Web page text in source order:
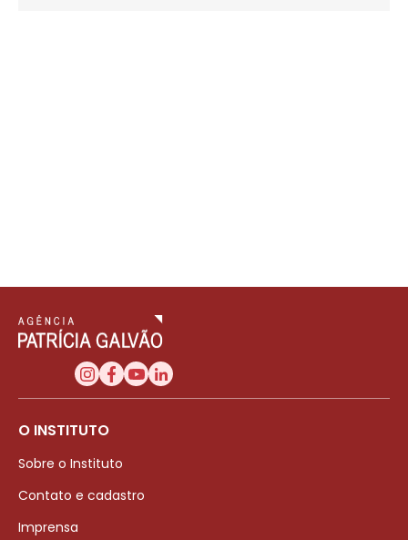
O INSTITUTO
Sobre o Instituto
Contato e cadastro
Imprensa